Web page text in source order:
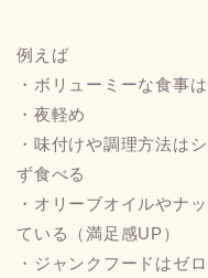
例えば
・ボリューミーな食事
・夜軽め
・味付けや調理方法は
ず食べる
・オリーブオイルやナ
ている（満足感UP）
・ジャンクフードはゼ